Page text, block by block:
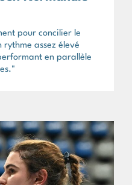
pour concilier le
rythme assez élevé
en parallèle